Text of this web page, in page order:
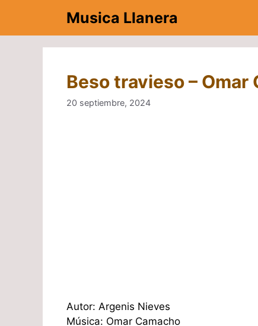
contenido
Musica Llanera
Beso travieso – Omar
20 septiembre, 2024
Autor: Argenis Nieves
Música: Omar Camacho